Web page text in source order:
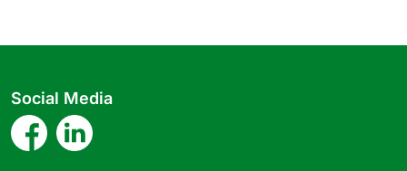
Social Media